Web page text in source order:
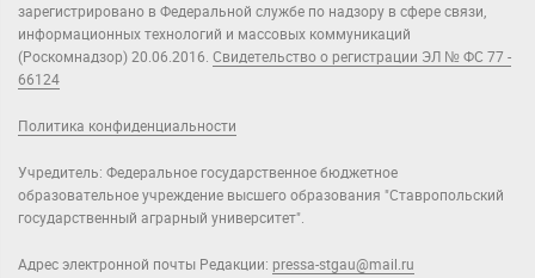
зарегистрировано в Федеральной службе по надзору в сфере связи,
информационных технологий и массовых коммуникаций
(Роскомнадзор) 20.06.2016. Свидетельство о регистрации ЭЛ № ФС 77 -
66124
Политика конфиденциальности
Учредитель: Федеральное государственное бюджетное
образовательное учреждение высшего образования "Ставропольский
государственный аграрный университет".
Адрес электронной почты Редакции: pressa-stgau@mail.ru